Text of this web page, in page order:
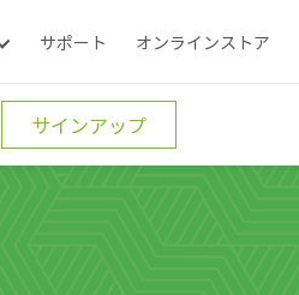
サポート オンラインストア
サインアップ